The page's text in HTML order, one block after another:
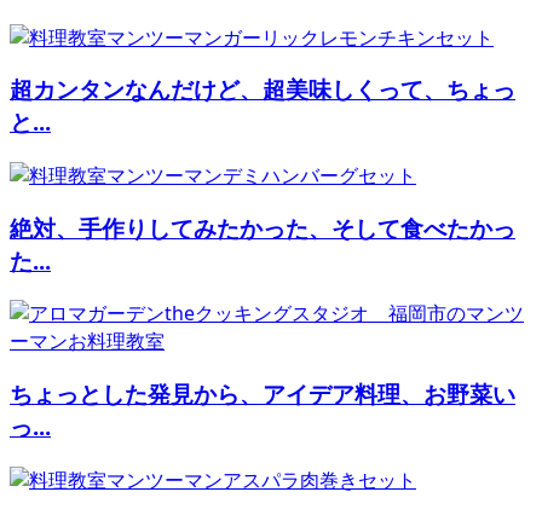
超カンタンなんだけど、超美味しくって、ちょっ
と...
絶対、手作りしてみたかった、そして食べたかっ
た...
ちょっとした発見から、アイデア料理、お野菜い
っ...